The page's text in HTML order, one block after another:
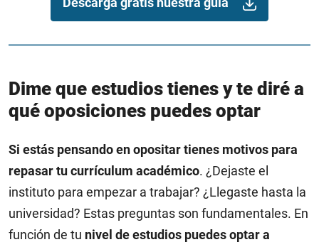
Dime que estudios tienes y te diré a
qué oposiciones puedes optar
Si estás pensando en opositar tienes motivos para
repasar tu currículum académico. ¿Dejaste el
instituto para empezar a trabajar? ¿Llegaste hasta la
universidad? Estas preguntas son fundamentales. En
función de tu nivel de estudios puedes optar a